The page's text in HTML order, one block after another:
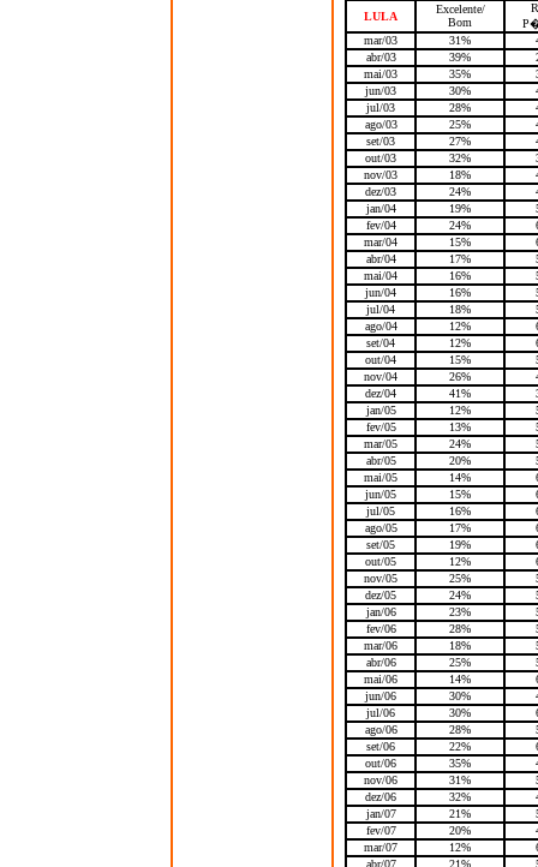
LULA
Excelente/
Bom
mar/03
31%
abr/03
39%
mai/03
35%
jun/03
30%
jul/03
28%
ago/03
25%
set/03
27%
out/03
32%
nov/03
18%
dez/03
24%
jan/04
19%
fev/04
24%
mar/04
15%
abr/04
17%
mai/04
16%
jun/04
16%
jul/04
18%
ago/04
12%
set/04
12%
out/04
15%
nov/04
26%
dez/04
41%
jan/05
12%
fev/05
13%
mar/05
24%
abr/05
20%
mai/05
14%
jun/05
15%
jul/05
16%
ago/05
17%
set/05
19%
out/05
12%
nov/05
25%
dez/05
24%
jan/06
23%
fev/06
28%
mar/06
18%
abr/06
25%
mai/06
14%
jun/06
30%
jul/06
30%
ago/06
28%
set/06
22%
out/06
35%
nov/06
31%
dez/06
32%
jan/07
21%
fev/07
20%
mar/07
12%
abr/07
21%